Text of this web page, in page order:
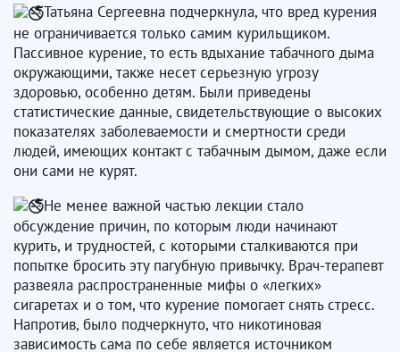
Татьяна Сергеевна подчеркнула, что вред курения
не ограничивается только самим курильщиком.
Пассивное курение, то есть вдыхание табачного дыма
окружающими, также несет серьезную угрозу
здоровью, особенно детям. Были приведены
статистические данные, свидетельствующие о высоких
показателях заболеваемости и смертности среди
людей, имеющих контакт с табачным дымом, даже если
они сами не курят.
Не менее важной частью лекции стало
обсуждение причин, по которым люди начинают
курить, и трудностей, с которыми сталкиваются при
попытке бросить эту пагубную привычку. Врач-терапевт
развеяла распространенные мифы о «легких»
сигаретах и о том, что курение помогает снять стресс.
Напротив, было подчеркнуто, что никотиновая
зависимость сама по себе является источником